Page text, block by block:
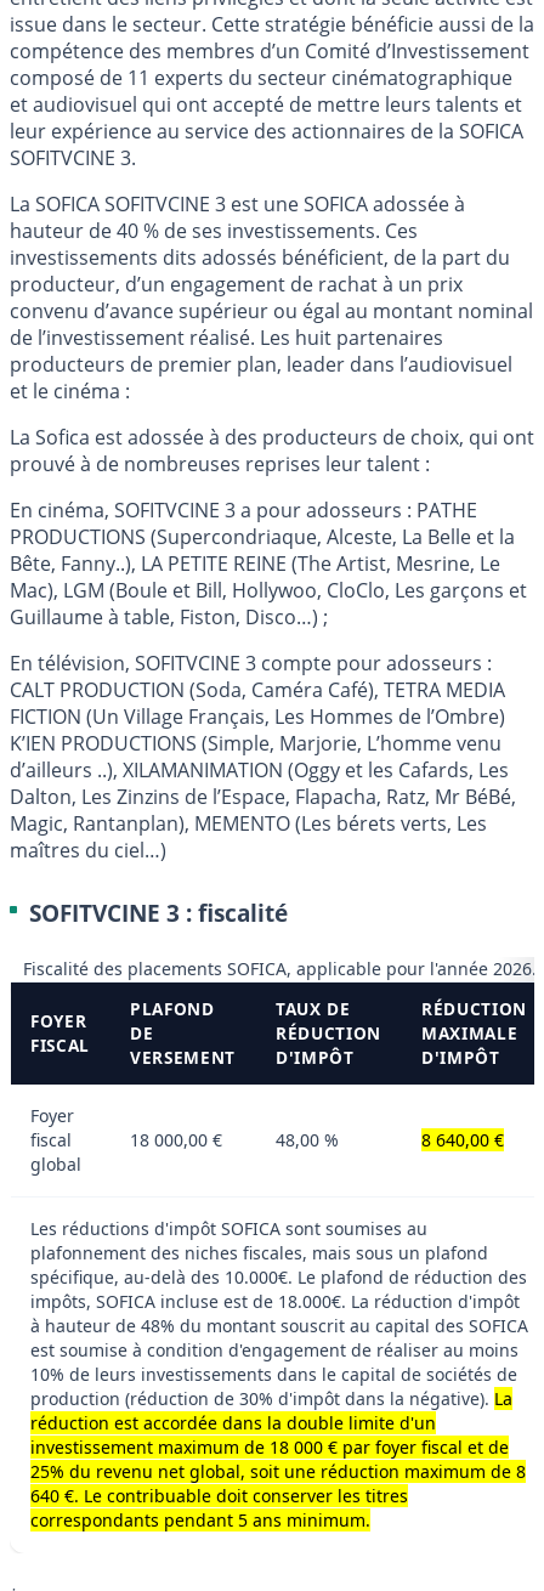
issue dans le secteur. Cette stratégie bénéficie aussi de la
compétence des membres d’un Comité d’Investissement
composé de 11 experts du secteur cinématographique
et audiovisuel qui ont accepté de mettre leurs talents et
leur expérience au service des actionnaires de la SOFICA
SOFITVCINE 3.
La SOFICA SOFITVCINE 3 est une SOFICA adossée à
hauteur de 40 % de ses investissements. Ces
investissements dits adossés bénéficient, de la part du
producteur, d’un engagement de rachat à un prix
convenu d’avance supérieur ou égal au montant nominal
de l’investissement réalisé. Les huit partenaires
producteurs de premier plan, leader dans l’audiovisuel
et le cinéma :
La Sofica est adossée à des producteurs de choix, qui ont
prouvé à de nombreuses reprises leur talent :
En cinéma, SOFITVCINE 3 a pour adosseurs : PATHE
PRODUCTIONS (Supercondriaque, Alceste, La Belle et la
Bête, Fanny..), LA PETITE REINE (The Artist, Mesrine, Le
Mac), LGM (Boule et Bill, Hollywoo, CloClo, Les garçons et
Guillaume à table, Fiston, Disco…) ;
En télévision, SOFITVCINE 3 compte pour adosseurs :
CALT PRODUCTION (Soda, Caméra Café), TETRA MEDIA
FICTION (Un Village Français, Les Hommes de l’Ombre)
K’IEN PRODUCTIONS (Simple, Marjorie, L’homme venu
d’ailleurs ..), XILAMANIMATION (Oggy et les Cafards, Les
Dalton, Les Zinzins de l’Espace, Flapacha, Ratz, Mr BéBé,
Magic, Rantanplan), MEMENTO (Les bérets verts, Les
maîtres du ciel…)
SOFITVCINE 3 : fiscalité
Fiscalité des placements SOFICA, applicable pour l'année 2026.
FOYER
FISCAL
PLAFOND
DE
VERSEMENT
TAUX DE
RÉDUCTION
D'IMPÔT
RÉDUCTION
MAXIMALE
D'IMPÔT
Foyer
fiscal
global
18 000,00 € 48,00 % 8 640,00 €
Les réductions d'impôt SOFICA sont soumises au
plafonnement des niches fiscales, mais sous un plafond
spécifique, au-delà des 10.000€. Le plafond de réduction des
impôts, SOFICA incluse est de 18.000€. La réduction d'impôt
à hauteur de 48% du montant souscrit au capital des SOFICA
est soumise à condition d'engagement de réaliser au moins
10% de leurs investissements dans le capital de sociétés de
production (réduction de 30% d'impôt dans la négative). La
réduction est accordée dans la double limite d'un
investissement maximum de 18 000 € par foyer fiscal et de
25% du revenu net global, soit une réduction maximum de 8
640 €. Le contribuable doit conserver les titres
correspondants pendant 5 ans minimum.